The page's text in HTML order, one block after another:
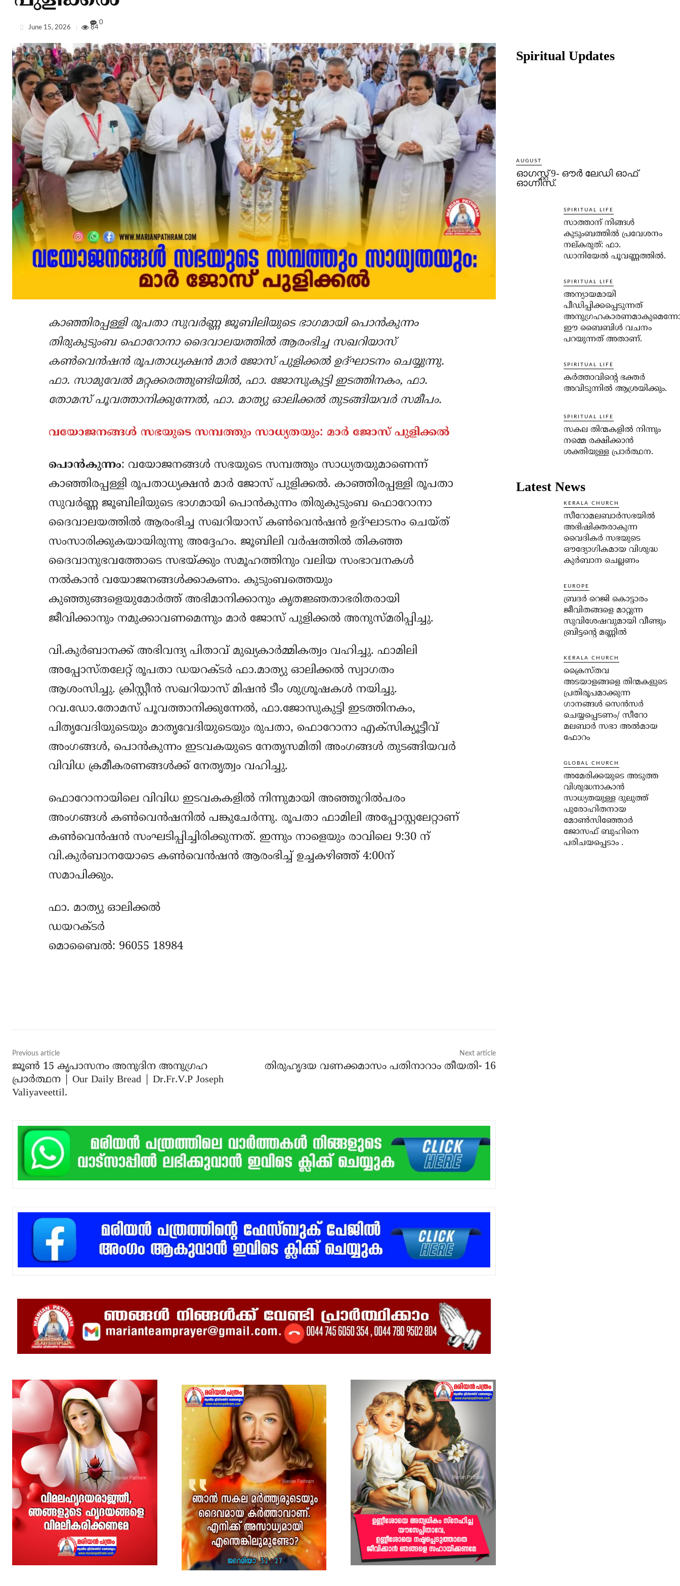
June 15, 2026 84
0
കാഞ്ഞിരപ്പള്ളി രൂപതാ സുവര്‍ണ്ണ ജൂബിലിയുടെ ഭാഗമായി പൊന്‍കുന്നം
തിരുകുടുംബ ഫൊറോനാ ദൈവാലയത്തില്‍ ആരംഭിച്ച സഖറിയാസ്
കണ്‍വെന്‍ഷന്‍ രൂപതാധ്യക്ഷന്‍ മാര്‍ ജോസ് പുളിക്കല്‍ ഉദ്ഘാടനം ചെയ്യുന്നു.
ഫാ. സാമുവേല്‍ മറ്റക്കരത്തുണ്ടിയില്‍, ഫാ. ജോസുകുട്ടി ഇടത്തിനകം, ഫാ.
തോമസ് പൂവത്താനിക്കുന്നേല്‍, ഫാ. മാത്യു ഓലിക്കല്‍ തുടങ്ങിയവര്‍ സമീപം.
വയോജനങ്ങള്‍ സഭയുടെ സമ്പത്തും സാധ്യതയും: മാര്‍ ജോസ് പുളിക്കല്‍
പൊന്‍കുന്നം: വയോജനങ്ങള്‍ സഭയുടെ സമ്പത്തും സാധ്യതയുമാണെന്ന്
കാഞ്ഞിരപ്പള്ളി രൂപതാധ്യക്ഷന്‍ മാര്‍ ജോസ് പുളിക്കല്‍. കാഞ്ഞിരപ്പള്ളി രൂപതാ
സുവര്‍ണ്ണ ജൂബിലിയുടെ ഭാഗമായി പൊന്‍കുന്നം തിരുകുടുംബ ഫൊറോനാ
ദൈവാലയത്തില്‍ ആരംഭിച്ച സഖറിയാസ് കണ്‍വെന്‍ഷന്‍ ഉദ്ഘാടനം ചെയ്ത്
സംസാരിക്കുകയായിരുന്നു അദ്ദേഹം. ജൂബിലി വര്‍ഷത്തില്‍ തികഞ്ഞ
ദൈവാനുഭവത്തോടെ സഭയ്ക്കും സമൂഹത്തിനും വലിയ സംഭാവനകള്‍
നല്‍കാന്‍ വയോജനങ്ങള്‍ക്കാകണം. കുടുംബത്തെയും
കുഞ്ഞുങ്ങളെയുമോര്‍ത്ത് അഭിമാനിക്കാനും കൃതജ്ഞതാഭരിതരായി
ജീവിക്കാനും നമുക്കാവണമെന്നും മാര്‍ ജോസ് പുളിക്കല്‍ അനുസ്മരിപ്പിച്ചു.
വി.കുര്‍ബാനക്ക് അഭിവന്ദ്യ പിതാവ് മുഖ്യകാര്‍മ്മികത്വം വഹിച്ചു. ഫാമിലി
അപ്പോസ്തലേറ്റ് രൂപതാ ഡയറക്ടര്‍ ഫാ.മാത്യു ഓലിക്കല്‍ സ്വാഗതം
ആശംസിച്ചു. ക്രിസ്റ്റീന്‍ സഖറിയാസ് മിഷന്‍ ടീം ശുശ്രൂഷകള്‍ നയിച്ചു.
റവ.ഡോ.തോമസ് പൂവത്താനിക്കുന്നേല്‍, ഫാ.ജോസുകുട്ടി ഇടത്തിനകം,
പിതൃവേദിയുടെയും മാതൃവേദിയുടെയും രുപതാ, ഫൊറോനാ എക്‌സിക്യൂട്ടീവ്
അംഗങ്ങള്‍, പൊന്‍കുന്നം ഇടവകയുടെ നേതൃസമിതി അംഗങ്ങള്‍ തുടങ്ങിയവര്‍
വിവിധ ക്രമീകരണങ്ങള്‍ക്ക് നേതൃത്വം വഹിച്ചു.
ഫൊറോനായിലെ വിവിധ ഇടവകകളില്‍ നിന്നുമായി അഞ്ഞൂറില്‍പരം
അംഗങ്ങള്‍ കണ്‍വെന്‍ഷനില്‍ പങ്കുചേര്‍ന്നു. രൂപതാ ഫാമിലി അപ്പോസ്റ്റലേറ്റാണ്
കണ്‍വെന്‍ഷന്‍ സംഘടിപ്പിച്ചിരിക്കുന്നത്. ഇന്നും നാളെയും രാവിലെ 9:30 ന്
വി.കുര്‍ബാനയോടെ കണ്‍വെന്‍ഷന്‍ ആരംഭിച്ച് ഉച്ചകഴിഞ്ഞ് 4:00ന്
സമാപിക്കും.
ഫാ. മാത്യു ഓലിക്കല്‍
ഡയറക്ടര്‍
മൊബൈല്‍: 96055 18984
Previous article
ജൂൺ 15 കൃപാസനം അനുദിന അനുഗ്രഹ
പ്രാർത്ഥന | Our Daily Bread | Dr.Fr.V.P Joseph
Valiyaveettil.
Next article
തിരുഹൃദയ വണക്കമാസം പതിനാറാം തീയതി- 16
Spiritual Updates
AUGUST
ഓഗസ്റ്റ് 9- ഔര്‍ ലേഡി ഓഫ്
ഓഗ്നീസ്.
SPIRITUAL LIFE
സാത്താന് നിങ്ങള്‍
കുടുംബത്തില്‍ പ്രവേശനം
നല്കരുത്: ഫാ.
ഡാനിയേല്‍ പൂവണ്ണത്തില്‍.
SPIRITUAL LIFE
അന്യായമായി
പീഡിപ്പിക്കപ്പെടുന്നത്
ഈ ബൈബിള്‍ വചനം
പറയുന്നത് അതാണ്.
SPIRITUAL LIFE
കര്‍ത്താവിന്റെ ഭക്തര്‍
അവിടുന്നില്‍ ആശ്രയിക്കും.
SPIRITUAL LIFE
സകല തിന്മകളില്‍ നിന്നും
നമ്മെ രക്ഷിക്കാന്‍
ശക്തിയുള്ള പ്രാര്‍ത്ഥന.
Latest News
KERALA CHURCH
സീറോമലബാർസഭയിൽ
അഭിഷിക്തരാകുന്ന
വൈദികർ സഭയുടെ
ഔദ്യോഗികമായ വിശുദ്ധ
കുർബാന ചെല്ലണം
EUROPE
ബ്രദർ റെജി കൊട്ടാരം
ജീവിതങ്ങളെ മാറ്റുന്ന
സുവിശേഷവുമായി വീണ്ടും
ബ്രിട്ടന്റെ മണ്ണിൽ
KERALA CHURCH
ക്രൈസ്തവ
അടയാളങ്ങളെ തിന്മകളുടെ
പ്രതിരൂപമാക്കുന്ന
ഗാനങ്ങൾ സെൻസർ
ചെയ്യപ്പെടണം/ സീറോ
മലബാർ സഭാ അൽമായ
ഫോറം
GLOBAL CHURCH
അമേരിക്കയുടെ അടുത്ത
വിശുദ്ധനാകാൻ
സാധ്യതയുള്ള ദുലുത്ത്
പുരോഹിതനായ
മോൺസിഞ്ഞോർ
ജോസഫ് ബുഹിനെ
പരിചയപ്പെടാം .